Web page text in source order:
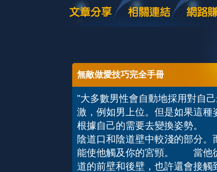
無敵做愛技巧完全手冊
"大多數男性會自動地採用對自
激，例如男上位。但是如果這
根據自己的需要去變換姿勢。
陰道口和陰道壁中較淺的部分
能使他觸及你的宮頸。 當他
道的前壁和後壁，也許還會接